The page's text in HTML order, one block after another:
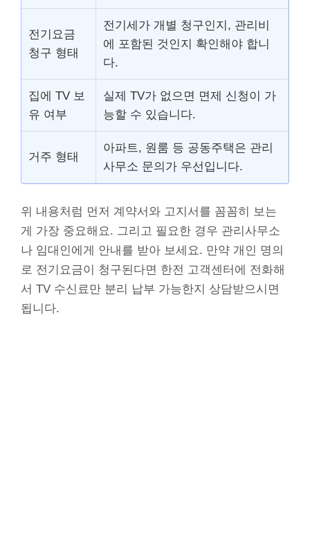
전기요금
청구 형태
전기세가 개별 청구인지, 관리비
에 포함된 것인지 확인해야 합니
다.
집에 TV 보
유 여부
실제 TV가 없으면 면제 신청이 가
능할 수 있습니다.
거주 형태
아파트, 원룸 등 공동주택은 관리
사무소 문의가 우선입니다.
위 내용처럼 먼저 계약서와 고지서를 꼼꼼히 보는
게 가장 중요해요. 그리고 필요한 경우 관리사무소
나 임대인에게 안내를 받아 보세요. 만약 개인 명의
로 전기요금이 청구된다면 한전 고객센터에 전화해
서 TV 수신료만 분리 납부 가능한지 상담받으시면
됩니다.